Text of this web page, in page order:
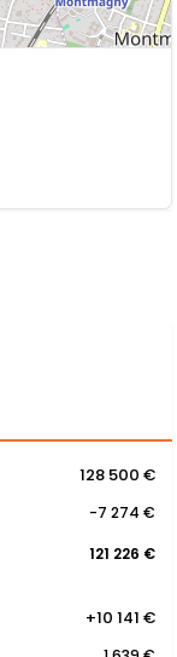
128 500 €
-7 274 €
121 226 €
+10 141 €